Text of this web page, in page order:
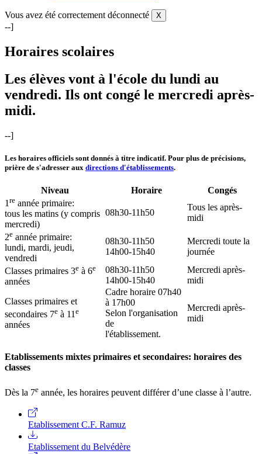
Vous avez été correctement déconnecté X
--]
Horaires scolaires
Les élèves vont à l'école du lundi au
vendredi. Ils ont congé le mercredi après-
midi.
--]
Les horaires officiels sont donnés à titre indicatif. Pour plus de précisions,
prière de s'adresser aux directions d'établissements.
Niveau Horaire
Congés
1 re année primaire:
tous les matins (y compris
mercredi)
08h30-11h50
Tous les après-
midi
2e année primaire:
lundi, mardi, jeudi,
vendredi
08h30-11h50
14h00-15h40
Mercredi toute la
journée
Classes primaires 3e à 6e
années
08h30-11h50
14h00-15h40
Mercredi après-
midi
Classes primaires et
secondaires 7e à 11 e
années
Cadre horaire 07h40
à 17h00
Selon l'organisation
de
l'établissement.
Mercredi après-
midi
Etablissements mixtes primaires et secondaires: horaires des
classes
Dès la 7e année, les horaires peuvent différer d’une classe à l’autre.
Etablissement C.F. Ramuz
Etablissement du Belvédère